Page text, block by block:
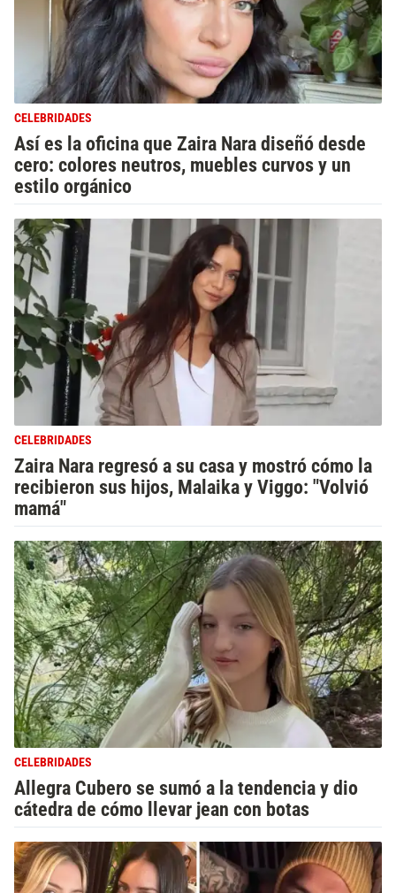
CELEBRIDADES
Así es la oficina que Zaira Nara diseñó desde
cero: colores neutros, muebles curvos y un
estilo orgánico
CELEBRIDADES
Zaira Nara regresó a su casa y mostró cómo la
recibieron sus hijos, Malaika y Viggo: "Volvió
mamá"
CELEBRIDADES
Allegra Cubero se sumó a la tendencia y dio
cátedra de cómo llevar jean con botas